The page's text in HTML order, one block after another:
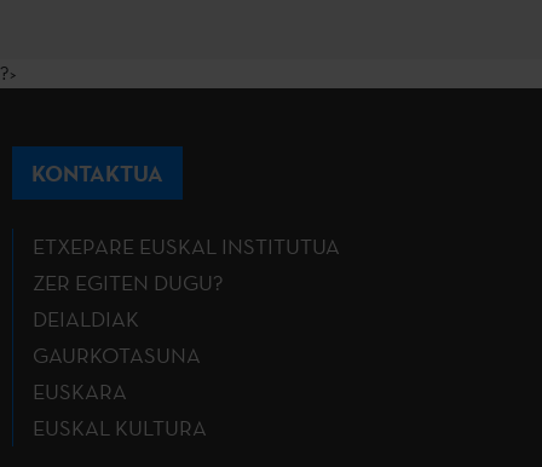
?>
KONTAKTUA
ETXEPARE EUSKAL INSTITUTUA
ZER EGITEN DUGU?
DEIALDIAK
GAURKOTASUNA
EUSKARA
EUSKAL KULTURA